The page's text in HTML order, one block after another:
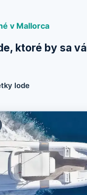
v Mallorca
ktoré by sa
lode